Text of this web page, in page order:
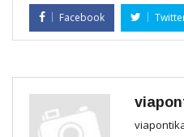
Facebook